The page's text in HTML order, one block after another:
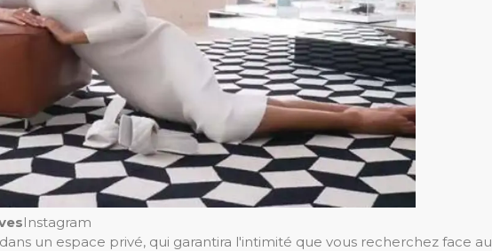
Instagram
un espace privé, qui garantira l'intimité que vous recherchez face au